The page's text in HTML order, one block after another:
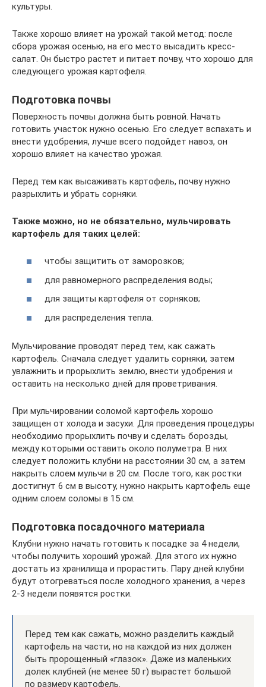
культуры.
Также хорошо влияет на урожай такой метод: после
сбора урожая осенью, на его место высадить кресс-
салат. Он быстро растет и питает почву, что хорошо для
следующего урожая картофеля.
Подготовка почвы
Поверхность почвы должна быть ровной. Начать
готовить участок нужно осенью. Его следует вспахать и
внести удобрения, лучше всего подойдет навоз, он
хорошо влияет на качество урожая.
Перед тем как высаживать картофель, почву нужно
разрыхлить и убрать сорняки.
Также можно, но не обязательно, мульчировать
картофель для таких целей:
чтобы защитить от заморозков;
для равномерного распределения воды;
для защиты картофеля от сорняков;
для распределения тепла.
Мульчирование проводят перед тем, как сажать
картофель. Сначала следует удалить сорняки, затем
увлажнить и прорыхлить землю, внести удобрения и
оставить на несколько дней для проветривания.
При мульчировании соломой картофель хорошо
защищен от холода и засухи. Для проведения процедуры
необходимо прорыхлить почву и сделать борозды,
между которыми оставить около полуметра. В них
следует положить клубни на расстоянии 30 см, а затем
накрыть слоем мульчи в 20 см. После того, как ростки
достигнут 6 см в высоту, нужно накрыть картофель еще
одним слоем соломы в 15 см.
Подготовка посадочного материала
Клубни нужно начать готовить к посадке за 4 недели,
чтобы получить хороший урожай. Для этого их нужно
достать из хранилища и прорастить. Пару дней клубни
будут отогреваться после холодного хранения, а через
2-3 недели появятся ростки.
Перед тем как сажать, можно разделить каждый
картофель на части, но на каждой из них должен
быть пророщенный «глазок». Даже из маленьких
долек клубней (не менее 50 г) вырастет большой
по размеру картофель.